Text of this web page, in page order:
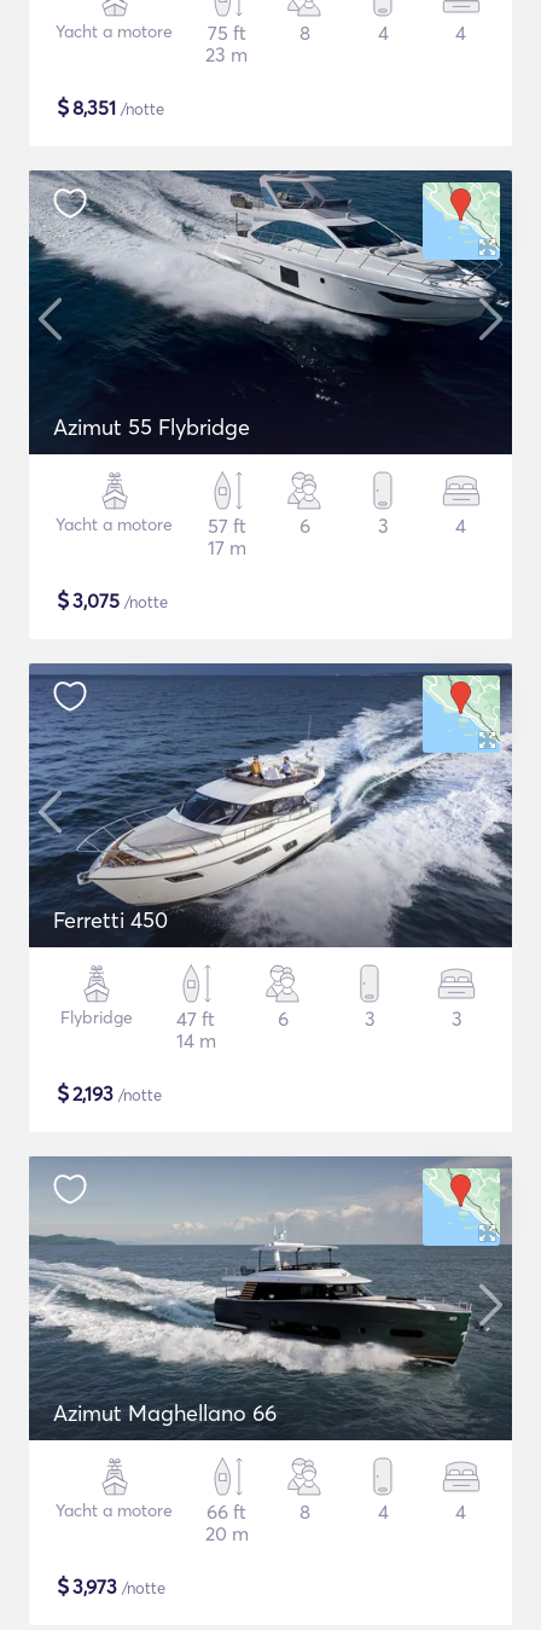
Yacht a motore
75 ft
23 m
8 4 4
$8,351 /notte
Azimut 55 Flybridge
Yacht a motore
57 ft
17 m
6 3 4
$3,075 /notte
Ferretti 450
Flybridge
47 ft
14 m
6 3 3
$2,193 /notte
Azimut Maghellano 66
Yacht a motore
66 ft
20 m
8 4 4
$3,973 /notte